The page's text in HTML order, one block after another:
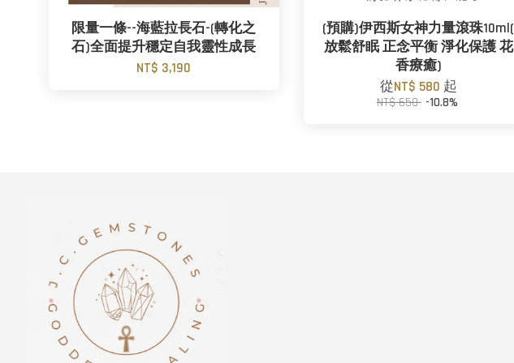
限量一條--海藍拉長石-(轉化之
石)全面提升穩定自我靈性成長
NT$ 3,190
(預購)伊西斯女神力量滾珠10ml(
放鬆舒眠 正念平衡 淨化保護 花
香療癒)
從NT$ 580 起
NT$ 650 -10.8%